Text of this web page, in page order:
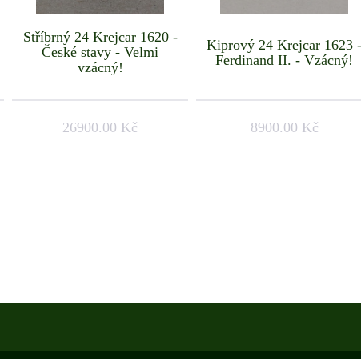
Stříbrný 24 Krejcar 1620 -
České stavy - Velmi
vzácný!
26900.00 Kč
Kiprový 24 Krejcar 1623 -
Ferdinand II. - Vzácný!
8900.00 Kč